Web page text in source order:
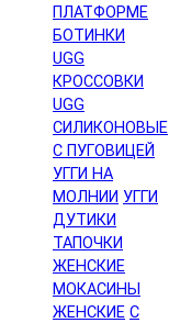
ПЛАТФОРМЕ
БОТИНКИ
UGG
КРОССОВКИ
UGG
СИЛИКОНОВЫЕ
С ПУГОВИЦЕЙ
УГГИ НА
МОЛНИИ УГГИ
ДУТИКИ
ТАПОЧКИ
ЖЕНСКИЕ
МОКАСИНЫ
ЖЕНСКИЕ С